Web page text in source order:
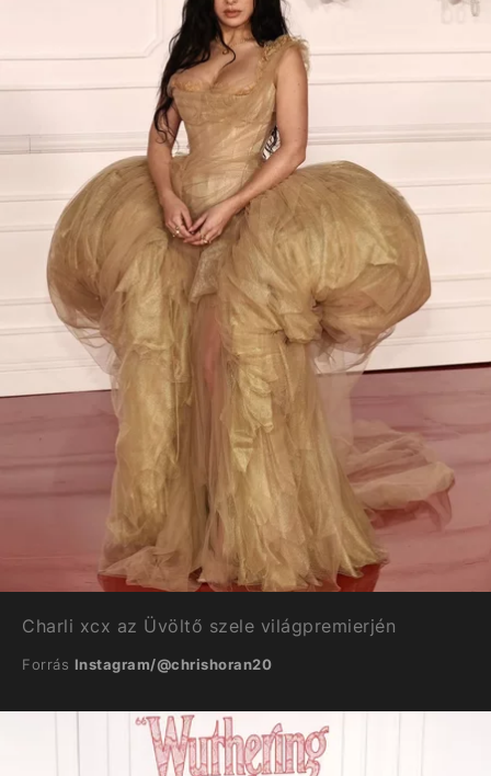
Charli xcx az Üvöltő szele világpremierjén
Forrás Instagram/@chrishoran20